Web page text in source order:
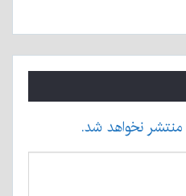
نخواهد شد.